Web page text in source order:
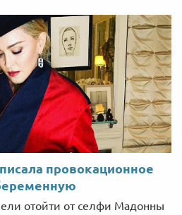
провокационное
отойти от селфи Мадонны